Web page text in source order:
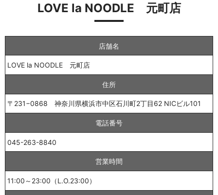
LOVE la NOODLE 元町店
店舗名
LOVE la NOODLE 元町店
住所
〒231−0868 神奈川県横浜市中区石川町2丁目62 NICビル101
電話番号
045-263-8840
営業時間
11:00～23:00（L.O.23:00）